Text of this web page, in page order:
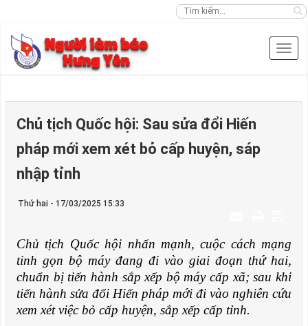
Chủ tịch Quốc hội: Sau sửa đổi Hiến
pháp mới xem xét bỏ cấp huyện, sáp
nhập tỉnh
Thứ hai - 17/03/2025 15:33
Chủ tịch Quốc hội nhấn mạnh, cuộc cách mạng
tinh gọn bộ máy đang đi vào giai đoạn thứ hai,
chuẩn bị tiến hành sắp xếp bộ máy cấp xã; sau khi
tiến hành sửa đổi Hiến pháp mới đi vào nghiên cứu
xem xét việc bỏ cấp huyện, sắp xếp cấp tỉnh.